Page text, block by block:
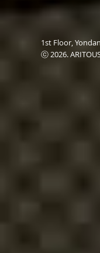
1st Floor,
ⓒ 2026.